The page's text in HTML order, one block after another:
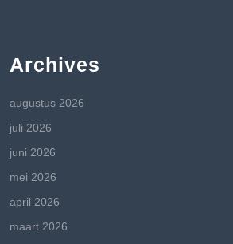
Archives
augustus 2026
juli 2026
juni 2026
mei 2026
april 2026
maart 2026